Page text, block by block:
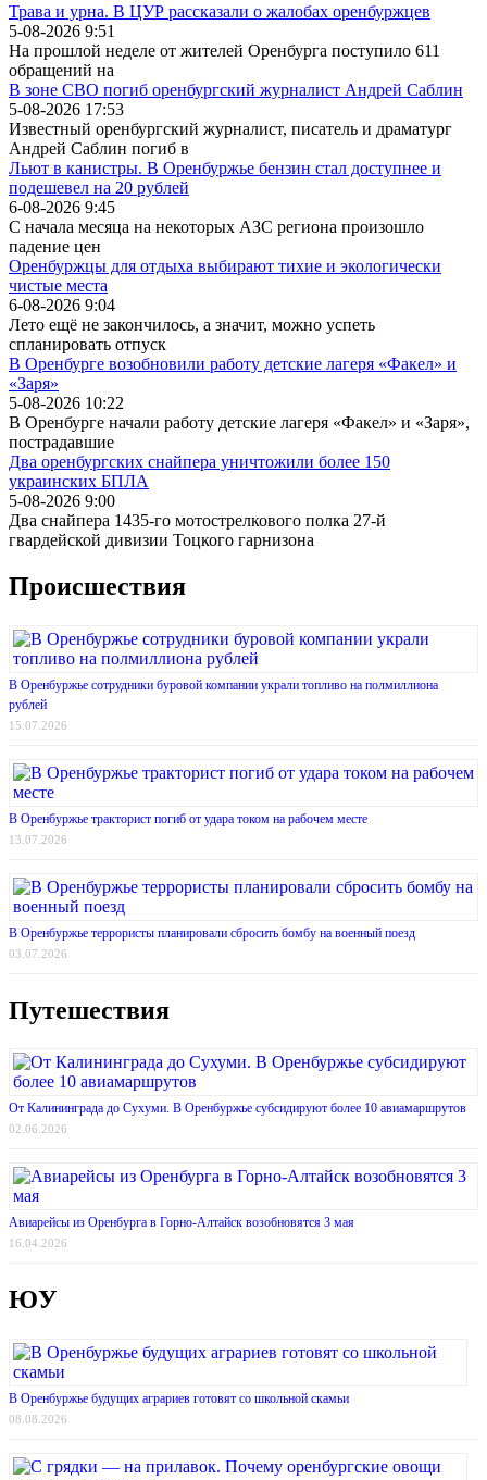
Трава и урна. В ЦУР рассказали о жалобах оренбуржцев
5-08-2026 9:51
На прошлой неделе от жителей Оренбурга поступило 611
обращений на
В зоне СВО погиб оренбургский журналист Андрей Саблин
5-08-2026 17:53
Известный оренбургский журналист, писатель и драматург
Андрей Саблин погиб в
Льют в канистры. В Оренбуржье бензин стал доступнее и
подешевел на 20 рублей
6-08-2026 9:45
С начала месяца на некоторых АЗС региона произошло
падение цен
Оренбуржцы для отдыха выбирают тихие и экологически
чистые места
6-08-2026 9:04
Лето ещё не закончилось, а значит, можно успеть
спланировать отпуск
В Оренбурге возобновили работу детские лагеря «Факел» и
«Заря»
5-08-2026 10:22
В Оренбурге начали работу детские лагеря «Факел» и «Заря»,
пострадавшие
Два оренбургских снайпера уничтожили более 150
украинских БПЛА
5-08-2026 9:00
Два снайпера 1435-го мотострелкового полка 27-й
гвардейской дивизии Тоцкого гарнизона
Происшествия
В Оренбуржье сотрудники буровой компании украли топливо на полмиллиона
рублей
15.07.2026
В Оренбуржье тракторист погиб от удара током на рабочем месте
13.07.2026
В Оренбуржье террористы планировали сбросить бомбу на военный поезд
03.07.2026
Путешествия
От Калининграда до Сухуми. В Оренбуржье субсидируют более 10 авиамаршрутов
02.06.2026
Авиарейсы из Оренбурга в Горно-Алтайск возобновятся 3 мая
16.04.2026
ЮУ
В Оренбуржье будущих аграриев готовят со школьной скамьи
08.08.2026